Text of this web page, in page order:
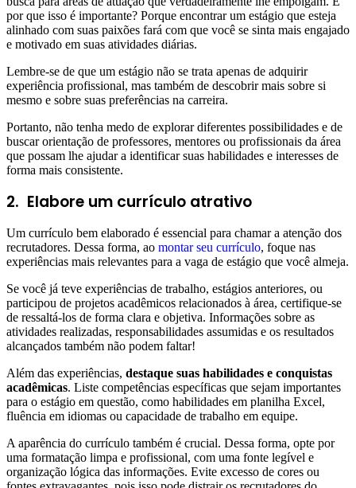
por que isso é importante? Porque encontrar um estágio que esteja
alinhado com suas paixões fará com que você se sinta mais engajado
e motivado em suas atividades diárias.
Lembre-se de que um estágio não se trata apenas de adquirir
experiência profissional, mas também de descobrir mais sobre si
mesmo e sobre suas preferências na carreira.
Portanto, não tenha medo de explorar diferentes possibilidades e de
buscar orientação de professores, mentores ou profissionais da área
que possam lhe ajudar a identificar suas habilidades e interesses de
forma mais consistente.
2. Elabore um currículo atrativo
Um currículo bem elaborado é essencial para chamar a atenção dos
recrutadores. Dessa forma, ao montar seu currículo, foque nas
experiências mais relevantes para a vaga de estágio que você almeja.
Se você já teve experiências de trabalho, estágios anteriores, ou
participou de projetos acadêmicos relacionados à área, certifique-se
de ressaltá-los de forma clara e objetiva. Informações sobre as
atividades realizadas, responsabilidades assumidas e os resultados
alcançados também não podem faltar!
Além das experiências, destaque suas habilidades e conquistas
acadêmicas. Liste competências específicas que sejam importantes
para o estágio em questão, como habilidades em planilha Excel,
fluência em idiomas ou capacidade de trabalho em equipe.
A aparência do currículo também é crucial. Dessa forma, opte por
uma formatação limpa e profissional, com uma fonte legível e
organização lógica das informações. Evite excesso de cores ou